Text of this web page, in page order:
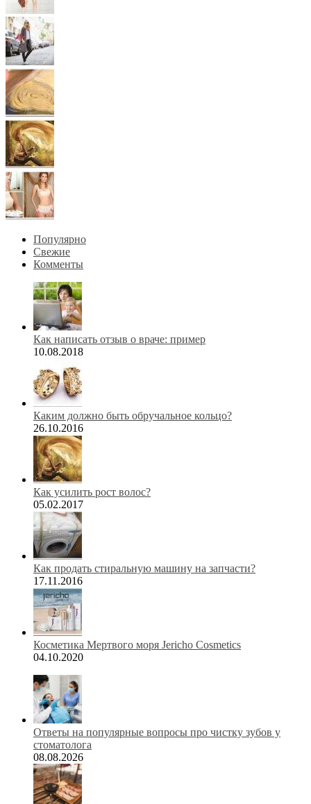
Популярно
Свежие
Комменты
Как написать отзыв о враче: пример
10.08.2018
Каким должно быть обручальное кольцо?
26.10.2016
Как усилить рост волос?
05.02.2017
Как продать стиральную машину на запчасти?
17.11.2016
Косметика Мертвого моря Jericho Cosmetics
04.10.2020
Ответы на популярные вопросы про чистку зубов у
стоматолога
08.08.2026